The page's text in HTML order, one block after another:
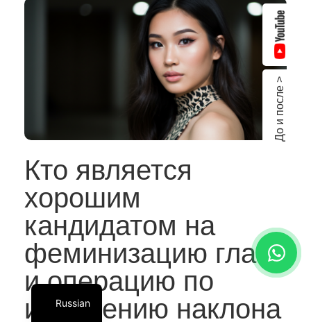
Кто является
хорошим
кандидатом на
феминизацию глаз
и операцию по
изменению наклона
До и после >
Russian